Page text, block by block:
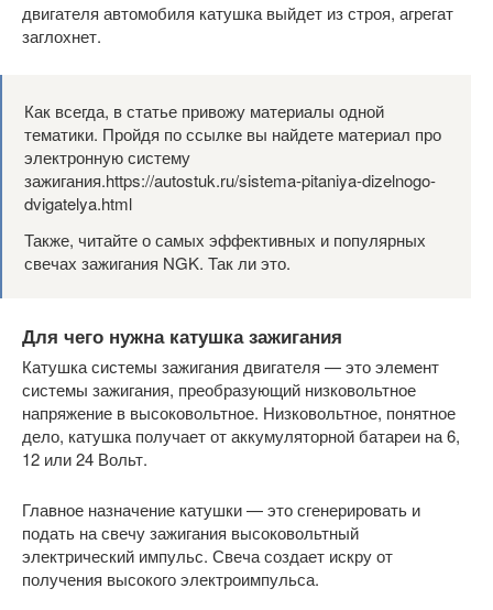
двигателя автомобиля катушка выйдет из строя, агрегат
заглохнет.
Как всегда, в статье привожу материалы одной
тематики. Пройдя по ссылке вы найдете материал про
электронную систему
зажигания.https://autostuk.ru/sistema-pitaniya-dizelnogo-
dvigatelya.html
Также, читайте о самых эффективных и популярных
свечах зажигания NGK. Так ли это.
Для чего нужна катушка зажигания
Катушка системы зажигания двигателя — это элемент
системы зажигания, преобразующий низковольтное
напряжение в высоковольтное. Низковольтное, понятное
дело, катушка получает от аккумуляторной батареи на 6,
12 или 24 Вольт.
Главное назначение катушки — это сгенерировать и
подать на свечу зажигания высоковольтный
электрический импульс. Свеча создает искру от
получения высокого электроимпульса.